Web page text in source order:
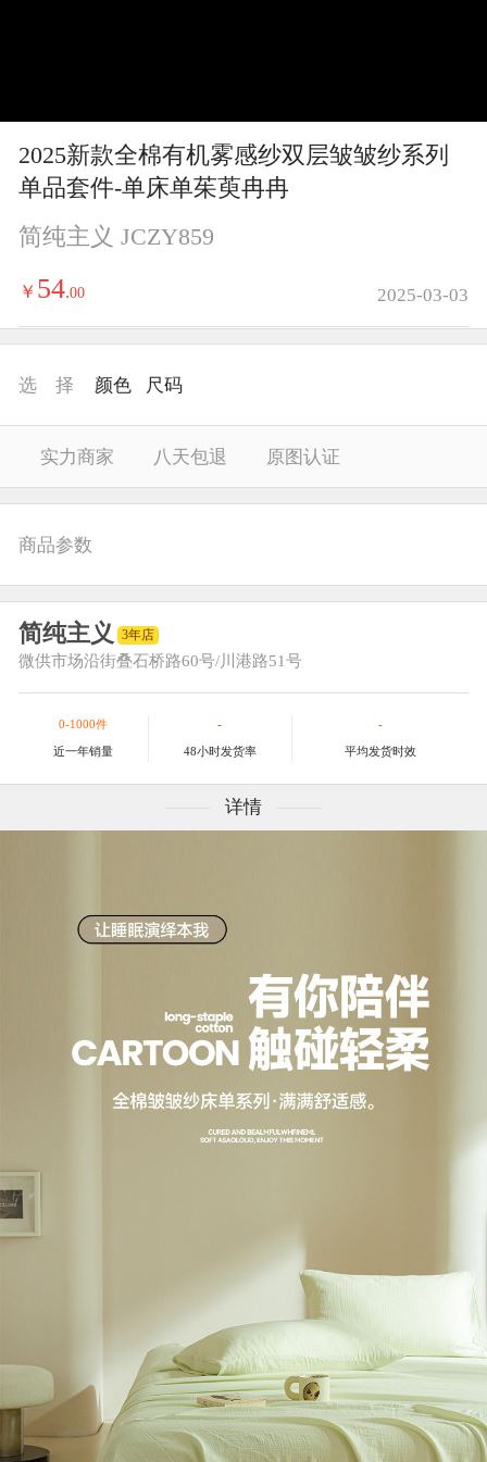
i
d
2025新款全棉有机雾感纱双层皱皱纱系列
单品套件-单床单茱萸冉冉
简纯主义 JCZY859
￥ 54.00 2025-03-03
选 择 颜色 尺码
实力商家 八天包退 原图认证
商品参数
简纯主义 3年店
微供市场沿街叠石桥路60号/川港路51号
0-1000件
近一年销量
-
48小时发货率
-
平均发货时效
详情